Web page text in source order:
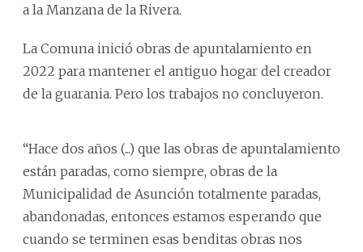
a la Manzana de la Rivera.
La Comuna inició obras de apuntalamiento en
2022 para mantener el antiguo hogar del creador
de la guarania. Pero los trabajos no concluyeron.
“Hace dos años (...) que las obras de apuntalamiento
están paradas, como siempre, obras de la
Municipalidad de Asunción totalmente paradas,
abandonadas, entonces estamos esperando que
cuando se terminen esas benditas obras nos